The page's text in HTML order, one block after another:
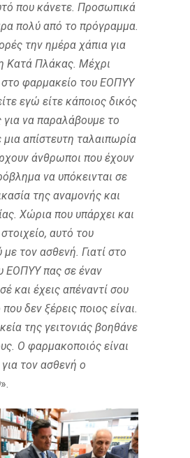
που κάνετε. Προσωπικά
πολύ από το πρόγραμμα.
την ημέρα χάπια για
Κατά Πλάκας. Μέχρι
φαρμακείο του ΕΟΠΥΥ
εγώ είτε κάποιος δικός
να παραλάβουμε το
απίστευτη ταλαιπωρία
άνθρωποι που έχουν
να υπόκεινται σε
της αναμονής και
Χώρια που υπάρχει και
αυτό του
τον ασθενή. Γιατί στο
ΕΟΠΥΥ πας σε έναν
και έχεις απέναντί σου
δεν ξέρεις ποιος είναι.
της γειτονιάς βοηθάνε
Ο φαρμακοποιός είναι
τον ασθενή ο
».